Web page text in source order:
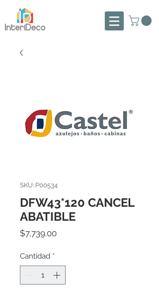
SKU: P00534
DFW43*120 CANCEL
ABATIBLE
$7,739.00Precio
Cantidad *